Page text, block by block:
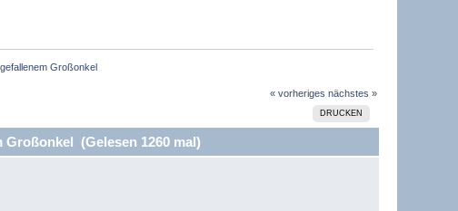
Großonkel
« vorheriges nächstes »
DRUCKEN
(Gelesen 1260 mal)